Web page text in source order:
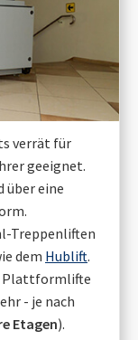
verrät für
geeignet.
über eine
Treppenliften
dem Hublift.
Plattformlifte
- je nach
Etagen).